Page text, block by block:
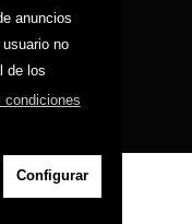
anuncios
no
de los
condiciones
Configurar